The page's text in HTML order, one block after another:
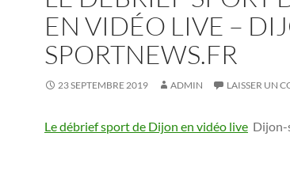
EN VIDÉO LIVE –
SPORTNEWS.FR
23 SEPTEMBRE 2019 ADMIN LAISSER UN
Le débrief sport de Dijon en vidéo live Dijon-